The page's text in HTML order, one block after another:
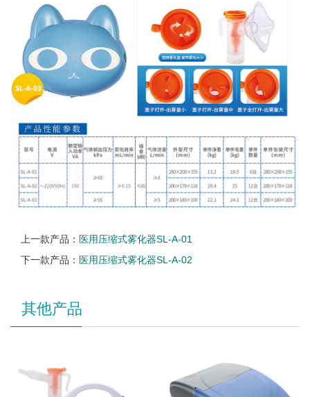
上一款产品： 医用压缩式雾化器SL-A-01
下一款产品： 医用压缩式雾化器SL-A-02
其他产品